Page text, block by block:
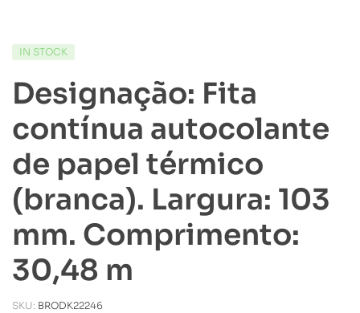
IN STOCK
Designação: Fita
contínua autocolante
de papel térmico
(branca). Largura: 103
mm. Comprimento:
30,48 m
SKU: BRODK22246